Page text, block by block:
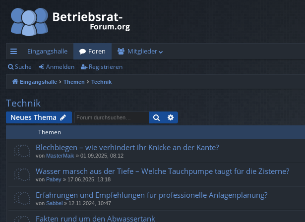
ch
ne
llz
ug
Eingangshalle Foren
Mitglieder
Suche Anmelden Registrieren
Eingangshalle Themen Technik
Technik
Neues Thema Suche
Themen
Blechbiegen – wie verhindert ihr Knicke an der Kante?
von MasterMaik » 01.09.2025, 08:12
Wasser marsch aus der Tiefe – Welche Tauchpumpe taugt für die Zisterne?
von Pabey » 17.06.2025, 13:18
Erfahrungen und Empfehlungen für professionelle Anlagenplanung?
von Sabbel » 12.11.2024, 10:47
Fakten rund um den Abwassertank